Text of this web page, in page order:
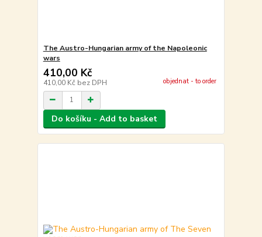
The Austro-Hungarian army of the Napoleonic
wars
410,00 Kč
410,00 Kč bez DPH objednat - to order
Do košíku - Add to basket